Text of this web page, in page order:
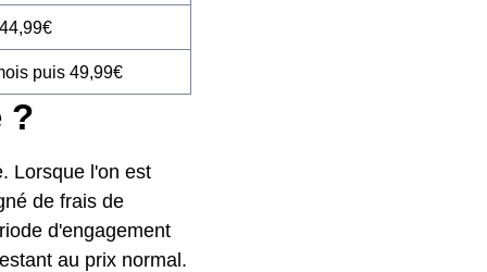
puis 49,99€
?
Lorsque l'on est
de frais de
d'engagement
au prix normal.